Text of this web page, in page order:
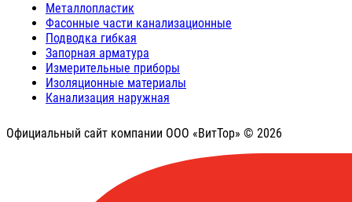
Металлопластик
Фасонные части канализационные
Подводка гибкая
Запорная арматура
Измерительные приборы
Изоляционные материалы
Канализация наружная
Официальный сайт компании ООО «ВитТор» © 2026